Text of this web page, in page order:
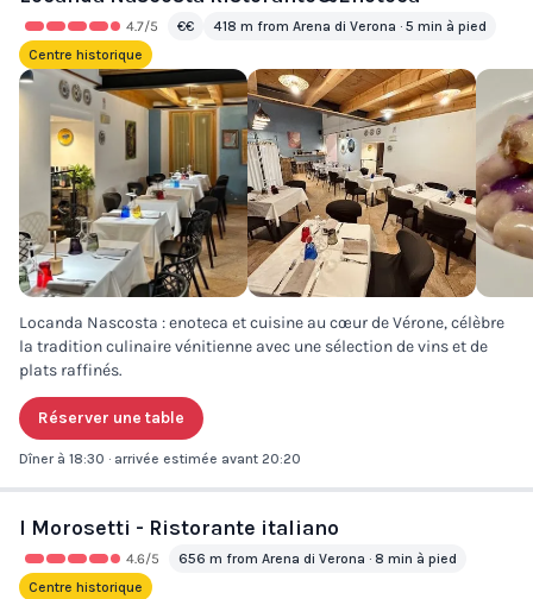
4.7/5 €€
418 m from Arena di Verona · 5 min à pied
Centre historique
Locanda Nascosta : enoteca et cuisine au cœur de Vérone, célèbre
la tradition culinaire vénitienne avec une sélection de vins et de
plats raffinés.
Réserver une table
Dîner à 18:30 · arrivée estimée avant 20:20
I Morosetti - Ristorante italiano
4.6/5
656 m from Arena di Verona · 8 min à pied
Centre historique